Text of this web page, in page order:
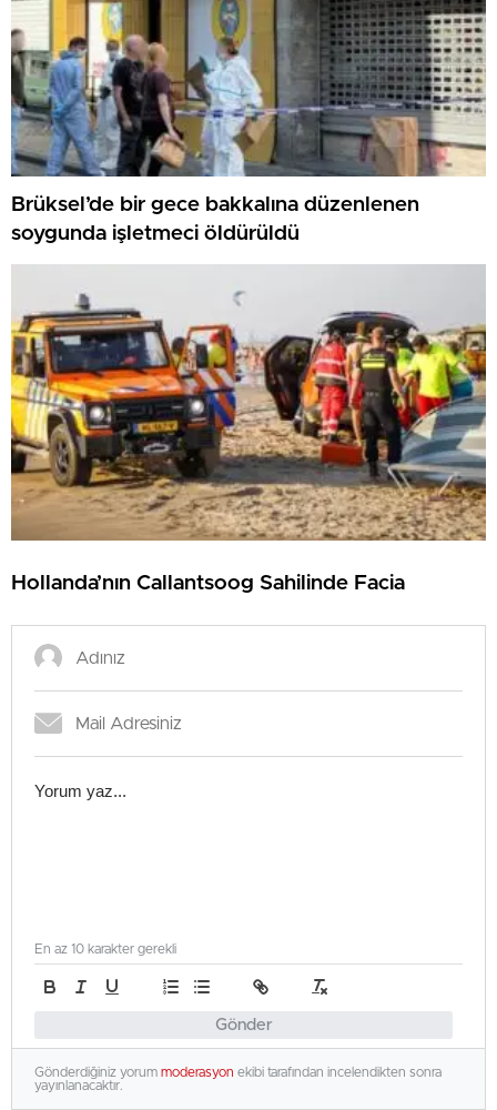
Brüksel’de bir gece bakkalına düzenlenen
soygunda işletmeci öldürüldü
Hollanda’nın Callantsoog Sahilinde Facia
Gönder
En az 10 karakter gerekli
Gönderdiğiniz yorum moderasyon ekibi tarafından incelendikten sonra
yayınlanacaktır.